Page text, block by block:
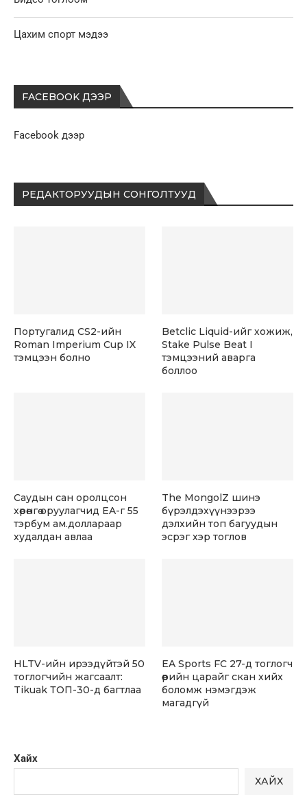
Хайх
ХАЙХ
Цахим спорт мэдээ
FACEBOOK ДЭЭР
Facebook дээр
РЕДАКТОРУУДЫН СОНГОЛТУУД
Португалид CS2-ийн
Roman Imperium Cup IX
тэмцээн болно
Betclic Liquid-ийг хожиж,
Stake Pulse Beat I
тэмцээний аварга
боллоо
Саудын сан оролцсон
хөрөнгө оруулагчид EA-г 55
тэрбум ам.доллараар
худалдан авлаа
The MongolZ шинэ
бүрэлдэхүүнээрээ
дэлхийн топ багуудын
эсрэг хэр тоглов
HLTV-ийн ирээдүйтэй 50
тоглогчийн жагсаалт:
Tikuak ТОП-30-д багтлаа
EA Sports FC 27-д тоглогч
өөрийн царайг скан хийх
боломж нэмэгдэж
магадгүй